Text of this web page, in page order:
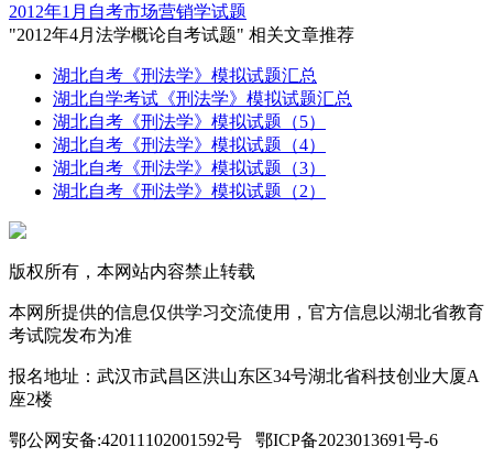
2012年1月自考市场营销学试题
"2012年4月法学概论自考试题" 相关文章推荐
湖北自考《刑法学》模拟试题汇总
湖北自学考试《刑法学》模拟试题汇总
湖北自考《刑法学》模拟试题（5）
湖北自考《刑法学》模拟试题（4）
湖北自考《刑法学》模拟试题（3）
湖北自考《刑法学》模拟试题（2）
版权所有，本网站内容禁止转载
本网所提供的信息仅供学习交流使用，官方信息以湖北省教育
考试院发布为准
报名地址：武汉市武昌区洪山东区34号湖北省科技创业大厦A
座2楼
鄂公网安备:42011102001592号 鄂ICP备2023013691号-6